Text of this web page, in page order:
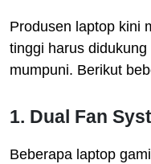
Produsen laptop kini
tinggi harus
mumpuni. Berikut
1. Dual Fan
Beberapa laptop